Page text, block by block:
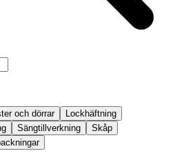
och dörrar
Lockhäftning
Sängtillverkning
Skåp